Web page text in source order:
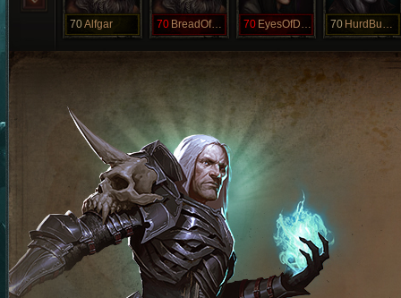
70Alfgar 70 BreadOfMeat 70 EyesOfDeath 70 HurdBuhnh